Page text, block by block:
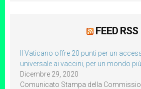
FEED RSS
Il Vaticano offre 20 punti per un
universale ai vaccini, per un mondo
Dicembre 29, 2020
Comunicato Stampa della